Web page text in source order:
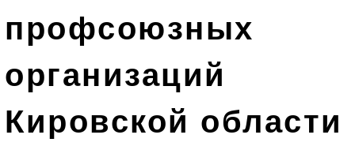
профсоюзных
организаций
Кировской области